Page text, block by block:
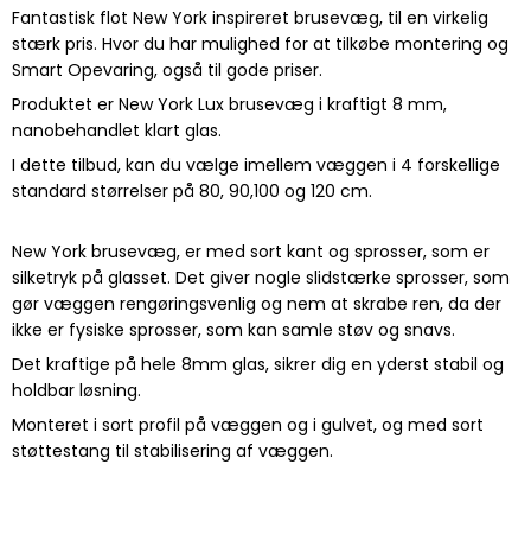
Fantastisk flot New York inspireret brusevæg, til en virkelig
stærk pris. Hvor du har mulighed for at tilkøbe montering og
Smart Opevaring, også til gode priser.
Produktet er New York Lux brusevæg i kraftigt 8 mm,
nanobehandlet klart glas.
I dette tilbud, kan du vælge imellem væggen i 4 forskellige
standard størrelser på 80, 90,100 og 120 cm.
New York brusevæg, er med sort kant og sprosser, som er
silketryk på glasset. Det giver nogle slidstærke sprosser, som
gør væggen rengøringsvenlig og nem at skrabe ren, da der
ikke er fysiske sprosser, som kan samle støv og snavs.
Det kraftige på hele 8mm glas, sikrer dig en yderst stabil og
holdbar løsning.
Monteret i sort profil på væggen og i gulvet, og med sort
støttestang til stabilisering af væggen.